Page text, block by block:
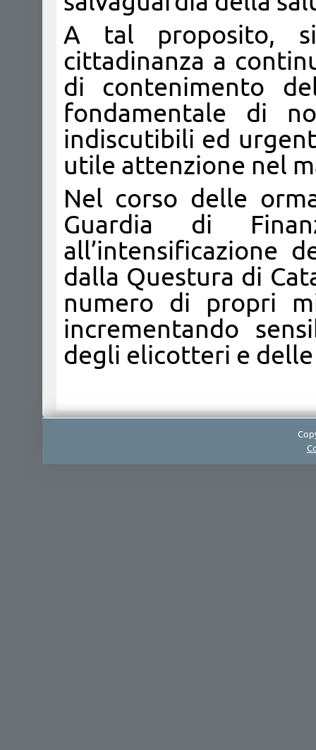
A tal proposito,
cittadinanza a
di contenimento
fondamentale di
indiscutibili ed
utile attenzione nel
Nel corso delle
Guardia di
all’intensificazione
dalla Questura di
numero di propri
incrementando
degli elicotteri e